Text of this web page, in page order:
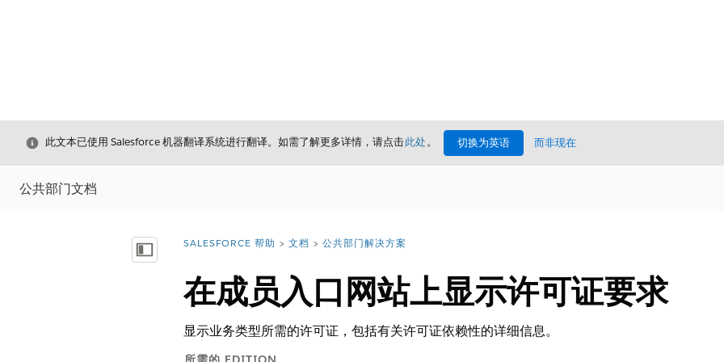
关闭
此文本已使用 Salesforce 机器翻译系统进行翻译。如需了解更多详情，请点击此处。 切换为英语 而非现在
公共部门文档
显示目录 您在此处：
SALESFORCE 帮助 文档 公共部门解决方案
在成员入口网站上显示许可证要求
显示业务类型所需的许可证，包括有关许可证依赖性的详细信息。